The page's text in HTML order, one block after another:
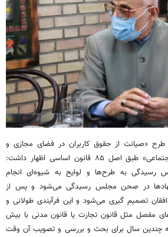
«صیانت از حقوق کاربران در فضای مجازی و
ساماندهی پیام رسان های اجتماعی» طبق اصل ۸۵ قانون اساسی اظهار داشت:
رسیدگی به طرح‌ها و لوایح به شیوه‌ای انجام
در صحن مجلس رسیدگی می‌شود و پس از
تصمیم گیری می‌شود و این فرآیندی طولانی و
مفصل مثل قانون تجارت یا قانون مدنی با بیش
چندین سال برای بحث و بررسی و تصویب آن وقت